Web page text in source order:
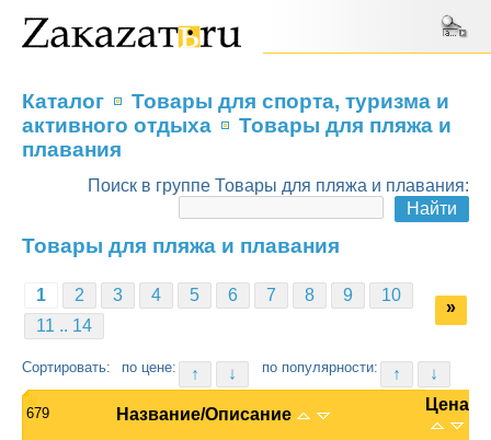
Каталог
Товары для спорта, туризма и
активного отдыха
Товары для пляжа и
плавания
Поиск в группе Товары для пляжа и плавания:
Товары для пляжа и плавания
1 2 3 4 5 6 7 8 9
10
11 .. 14
»
Сортировать: по цене: ↑ ↓ по популярности: ↑ ↓
679 Название/Описание
Цена